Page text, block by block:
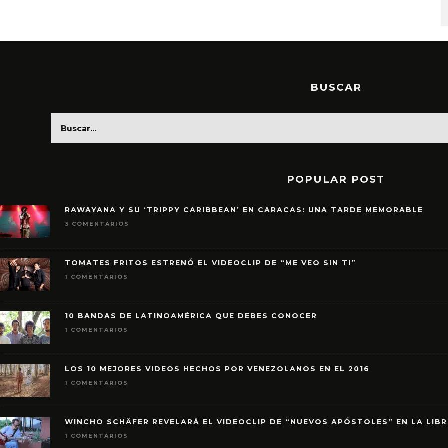
BUSCAR
POPULAR POST
RAWAYANA Y SU ‘TRIPPY CARIBBEAN’ EN CARACAS: UNA TARDE MEMORABLE
3 COMENTARIOS
TOMATES FRITOS ESTRENÓ EL VIDEOCLIP DE “ME VEO SIN TI”
1 COMENTARIOS
10 BANDAS DE LATINOAMÉRICA QUE DEBES CONOCER
1 COMENTARIOS
LOS 10 MEJORES VIDEOS HECHOS POR VENEZOLANOS EN EL 2016
1 COMENTARIOS
WINCHO SCHÄFER REVELARÁ EL VIDEOCLIP DE “NUEVOS APÓSTOLES” EN LA
1 COMENTARIOS